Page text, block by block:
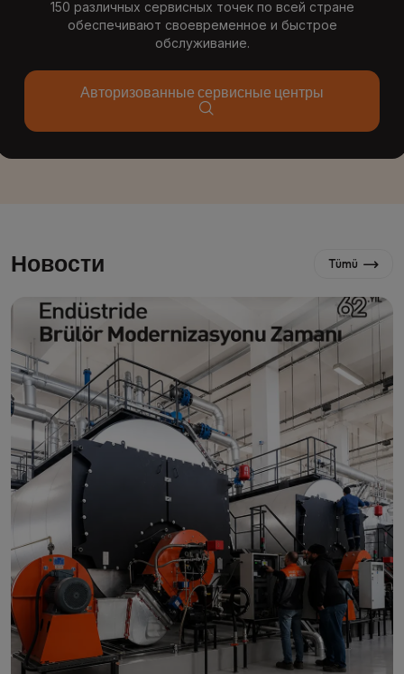
150 различных сервисных точек по всей стране
обеспечивают своевременное и быстрое
обслуживание.
Авторизованные сервисные центры
Новости Tümü